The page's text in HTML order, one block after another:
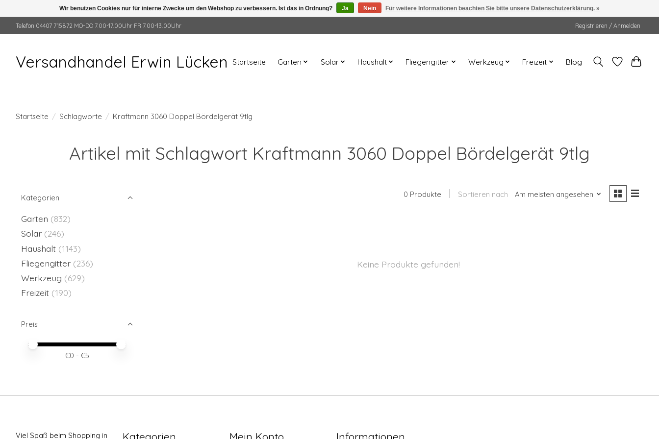
Telefon 04407 715872 MO-DO 7.00-17.00Uhr FR 7.00-13.00Uhr Registrieren / Anmelden
Versandhandel Erwin Lücken Startseite Garten Solar Haushalt Fliegengitter Werkzeug Freizeit Blog
Startseite / Schlagworte / Kraftmann 3060 Doppel Bördelgerät 9tlg
Artikel mit Schlagwort Kraftmann 3060 Doppel Bördelgerät 9tlg
Kategorien
Garten (832)
Solar (246)
Haushalt (1143)
Fliegengitter (236)
Werkzeug (629)
Freizeit (190)
Preis
Preis – Mindestwert
Price maximum value
€0 - €5
0 Produkte Sortieren nach Am meisten angesehen
Keine Produkte gefunden!
Viel Spaß beim Shopping in
Wir benutzen Cookies nur für interne Zwecke um den Webshop zu verbessern. Ist das in Ordnung? Ja Nein Für weitere Informationen beachten Sie bitte unsere Datenschutzerklärung. »